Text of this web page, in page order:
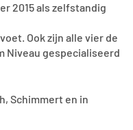
2015 als zelfstandig
Ook zijn alle vier de
Niveau gespecialiseerd
Schimmert en in